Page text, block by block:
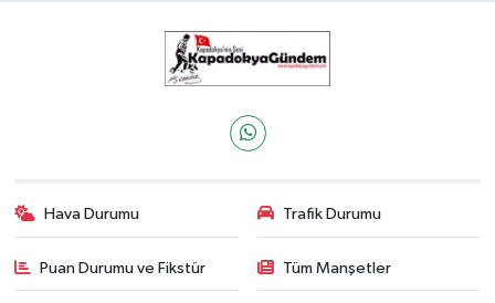
Hava Durumu Trafik Durumu
Puan Durumu ve Fikstür Tüm Manşetler